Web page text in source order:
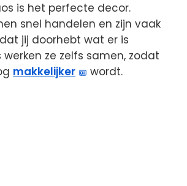
is het perfecte decor.
snel handelen en zijn vaak
jij doorhebt wat er is
werken ze zelfs samen, zodat
makkelijker wordt.